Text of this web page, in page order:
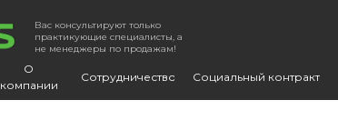
Социальный контракт
Сотрудничество
О
компании
Вас консультируют только
практикующие специалисты, а
не менеджеры по продажам!